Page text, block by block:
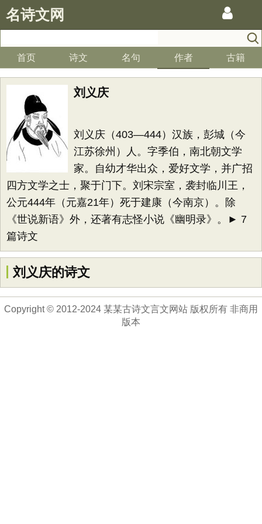
名诗文网
首页 诗文 名句 作者 古籍
刘义庆
刘义庆（403—444）汉族，彭城（今
江苏徐州）人。字季伯，南北朝文学
家。自幼才华出众，爱好文学，并广招
四方文学之士，聚于门下。刘宋宗室，袭封临川王，
公元444年（元嘉21年）死于建康（今南京）。除
《世说新语》外，还著有志怪小说《幽明录》。► 7
篇诗文
刘义庆的诗文
Copyright © 2012-2024 某某古诗文言文网站 版权所有 非商用
版本